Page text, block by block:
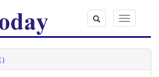
Toggle
navigation